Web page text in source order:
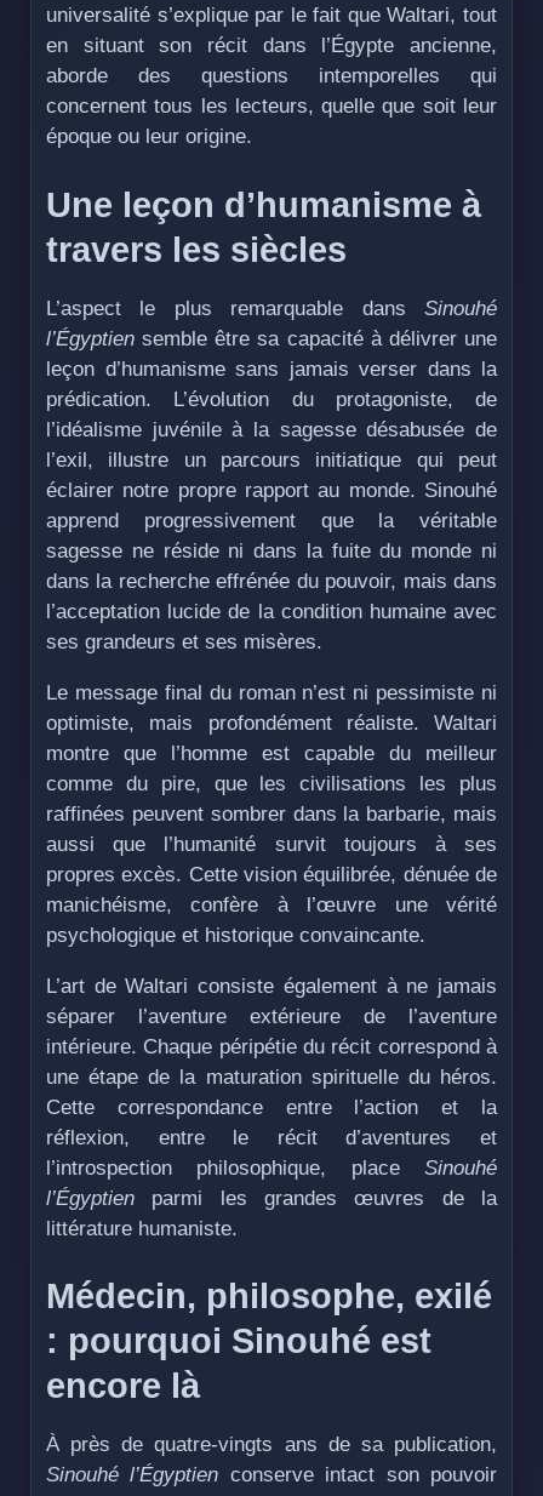
universalité s’explique par le fait que Waltari, tout
en situant son récit dans l’Égypte ancienne,
aborde des questions intemporelles qui
concernent tous les lecteurs, quelle que soit leur
époque ou leur origine.
Une leçon d’humanisme à
travers les siècles
L’aspect le plus remarquable dans Sinouhé
l’Égyptien semble être sa capacité à délivrer une
leçon d’humanisme sans jamais verser dans la
prédication. L’évolution du protagoniste, de
l’idéalisme juvénile à la sagesse désabusée de
l’exil, illustre un parcours initiatique qui peut
éclairer notre propre rapport au monde. Sinouhé
apprend progressivement que la véritable
sagesse ne réside ni dans la fuite du monde ni
dans la recherche effrénée du pouvoir, mais dans
l’acceptation lucide de la condition humaine avec
ses grandeurs et ses misères.
Le message final du roman n’est ni pessimiste ni
optimiste, mais profondément réaliste. Waltari
montre que l’homme est capable du meilleur
comme du pire, que les civilisations les plus
raffinées peuvent sombrer dans la barbarie, mais
aussi que l’humanité survit toujours à ses
propres excès. Cette vision équilibrée, dénuée de
manichéisme, confère à l’œuvre une vérité
psychologique et historique convaincante.
L’art de Waltari consiste également à ne jamais
séparer l’aventure extérieure de l’aventure
intérieure. Chaque péripétie du récit correspond à
une étape de la maturation spirituelle du héros.
Cette correspondance entre l’action et la
réflexion, entre le récit d’aventures et
l’introspection philosophique, place Sinouhé
l’Égyptien parmi les grandes œuvres de la
littérature humaniste.
Médecin, philosophe, exilé
: pourquoi Sinouhé est
encore là
À près de quatre-vingts ans de sa publication,
Sinouhé l’Égyptien conserve intact son pouvoir